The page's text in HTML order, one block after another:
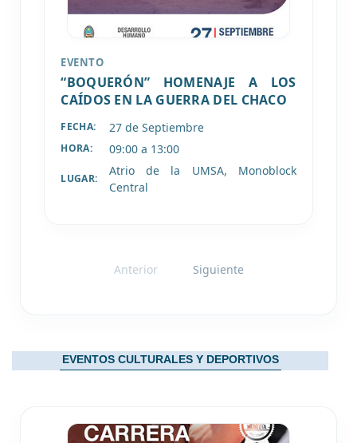
EVENTO
“BOQUERÓN” HOMENAJE A LOS
CAÍDOS EN LA GUERRA DEL CHACO
FECHA: 27 deSeptiembre
HORA: 09:00 a 13:00
LUGAR:
Atrio de la UMSA, Monoblock
Central
Anterior Siguiente
EVENTOS CULTURALES Y DEPORTIVOS